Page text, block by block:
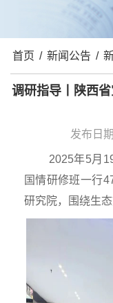
首页 / 新闻公告 /
调研指导丨陕西
发布日
2025年5月
国情研修班一行
研究院，围绕生